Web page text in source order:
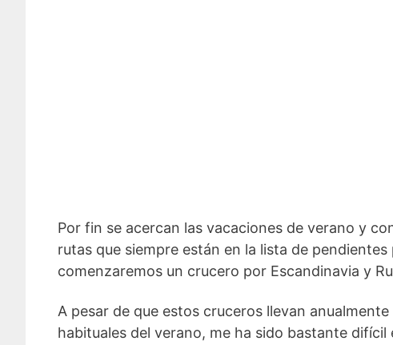
Por fin se acercan las vacaciones de verano y
rutas que siempre están en la lista de
comenzaremos un crucero por Escandinavia y
A pesar de que estos cruceros llevan
habituales del verano, me ha sido bastante